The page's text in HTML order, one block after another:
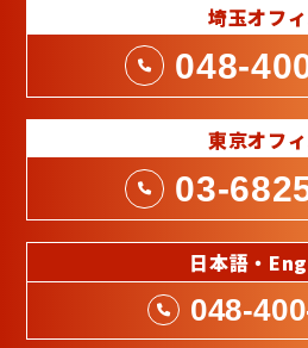
埼玉オフ
048-
東京オフ
03-
日本語・
048-